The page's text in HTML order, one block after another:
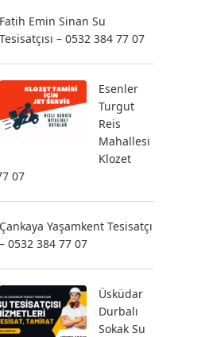
Fatih Emin Sinan Su
Tesisatçısı – 0532 384 77 07
Esenler
Turgut
Reis
Mahallesi
Klozet
07
Çankaya Yaşamkent Tesisatçı
– 0532 384 77 07
Üsküdar
Durbalı
Sokak Su